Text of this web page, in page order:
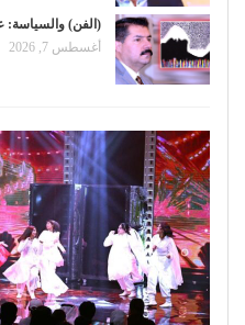
(الفن) والسياسة:
أغسطس 7, 2026